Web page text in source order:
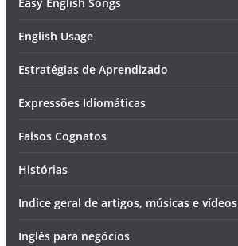
Easy English Songs
English Usage
Estratégias de Aprendizado
Expressões Idiomáticas
Falsos Cognatos
Histórias
Indice geral de artigos, músicas e vídeos
Inglês para negócios